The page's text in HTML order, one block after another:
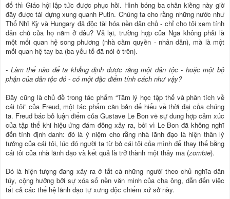
đổ thì Giáo hội lập tức được phục hồi. Hình bóng ba chân kiềng này giờ
đây được tái dựng xung quanh Putin. Chúng ta cho rằng những nước như
Thổ Nhĩ Kỳ và Hungary đã độc tài hóa nền dân chủ - chỉ cho tôi xem tính
dân chủ của họ nằm ở đâu? Vả lại, trường hợp của Nga không phải là
một mối quan hệ song phương (nhà cầm quyền - nhân dân), mà là một
mối quan hệ tay ba (ba yếu tố đã nói ở trên).
- Làm thế nào để ta khẳng định được rằng một dân tộc - hoặc một bộ
phận của dân tộc đó - có một đặc điểm tính cách như vậy?
Đây cũng là chủ đề trong tác phẩm “Tâm lý học tập thể và phân tích về
cái tôi” của Freud, một tác phẩm căn bản để hiểu về thời đại của chúng
ta. Freud bác bỏ luận điểm của Gustave Le Bon về sự dung hợp cảm xúc
của tập thể khi hiệu ứng đám đông xảy ra, bởi vì Le Bon đã không nghĩ
đến tính định danh: đó là ý niệm cho rằng nhà lãnh đạo là hiện thân lý
tưởng của cái tôi, lúc đó người ta từ bỏ cái tôi của mình để thay thế bằng
cái tôi của nhà lãnh đạo và kết quả là trở thành một thây ma (zombie).
Đó là hiện tượng đang xảy ra ở tất cả những người theo chủ nghĩa dân
túy, cộng hưởng bởi sự xóa sổ nền văn minh của cha ông, dẫn đến việc
tất cả các thế hệ lãnh đạo tự xưng độc chiếm xứ sở này.